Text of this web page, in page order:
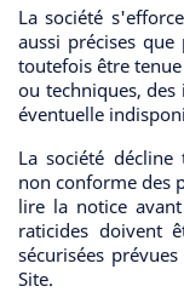
La société
aussi précises
toutefois être
ou techniques,
éventuelle
La société
non conforme des
lire la notice
raticides doivent
sécurisées
Site.